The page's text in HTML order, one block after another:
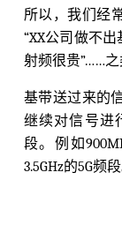
所以，我们经
“XX公司做不出
射频很贵”……之
基带送过来的
继续对信号进
段。例如
3.5GHz的5G频段